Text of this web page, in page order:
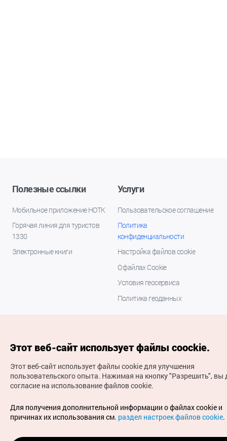
Полезные ссылки
Мобильное приложение НОТК
Горячая линия для туристов
1330
Электронные книги
Услуги
Пользовательское соглашение
Политика
конфиденциальности
Настройка файлов cookie
О файлах Cookie
Условия геосервиса
Политика геоданных
(с) Национальная организация туризма Кореи Все
права защищены
Для извещения об ошибках и проблемах, связанных с
работой веб-сайта, направляйте ваши запросы на
официальный адрес электронной почты
Этот веб-сайт использует файлы coockie.
Этот веб-сайт использует файлы cookie для улучшения
пользовательского опыта. Нажимая на кнопку "Разрешить", вы
согласие на использование файлов cookie.
Для получения дополнительной информации о файлах cookie и
причинах их использования см. раздел настроек файлов cookie.